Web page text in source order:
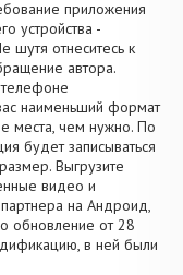
приложения
устройства -
шутя отнеситесь к
автора.
наименьший формат
места, чем нужно. По
будет записываться
Выгрузите
видео и
на Андроид,
обновление от 28
в ней были